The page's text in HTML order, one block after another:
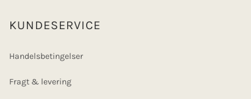
KUNDESERVICE
Handelsbetingelser
Fragt & levering